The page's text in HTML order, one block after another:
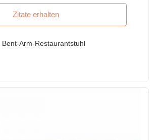
Zitate erhalten
Bent-Arm-Restaurantstuhl